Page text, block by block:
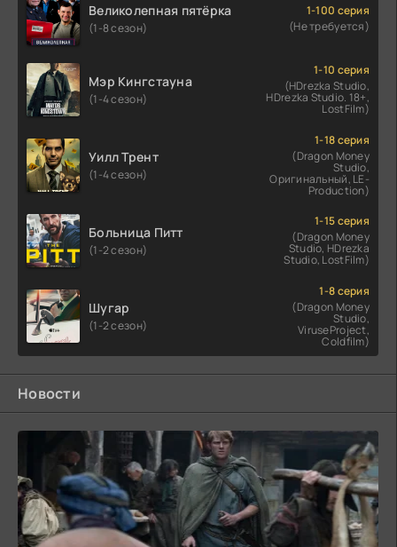
Великолепная пятёрка
(1-8 сезон)
1-100 серия
(Не требуется)
Мэр Кингстауна
(1-4 сезон)
1-10 серия
(HDrezka Studio,
HDrezka Studio. 18+,
LostFilm)
Уилл Трент
(1-4 сезон)
1-18 серия
(Dragon Money
Studio,
Оригинальный, LE-
Production)
Больница Питт
(1-2 сезон)
1-15 серия
(Dragon Money
Studio, HDrezka
Studio, LostFilm)
Шугар
(1-2 сезон)
1-8 серия
(Dragon Money
Studio,
ViruseProject,
Coldfilm)
Новости